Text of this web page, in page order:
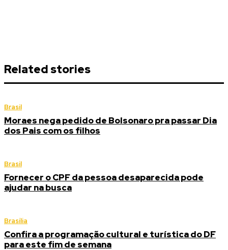
Related stories
Brasil
Moraes nega pedido de Bolsonaro pra passar Dia
dos Pais com os filhos
Brasil
Fornecer o CPF da pessoa desaparecida pode
ajudar na busca
Brasília
Confira a programação cultural e turística do DF
para este fim de semana